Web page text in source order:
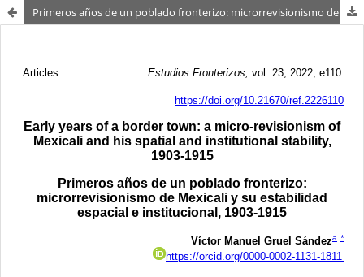
Primeros años de un poblado fronterizo: microrrevisionismo de Mexicali y su estabilidad espacial e institucional, 1903-1915